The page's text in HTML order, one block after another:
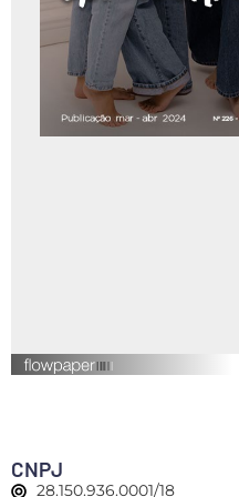
CNPJ
28.150.936.0001/18